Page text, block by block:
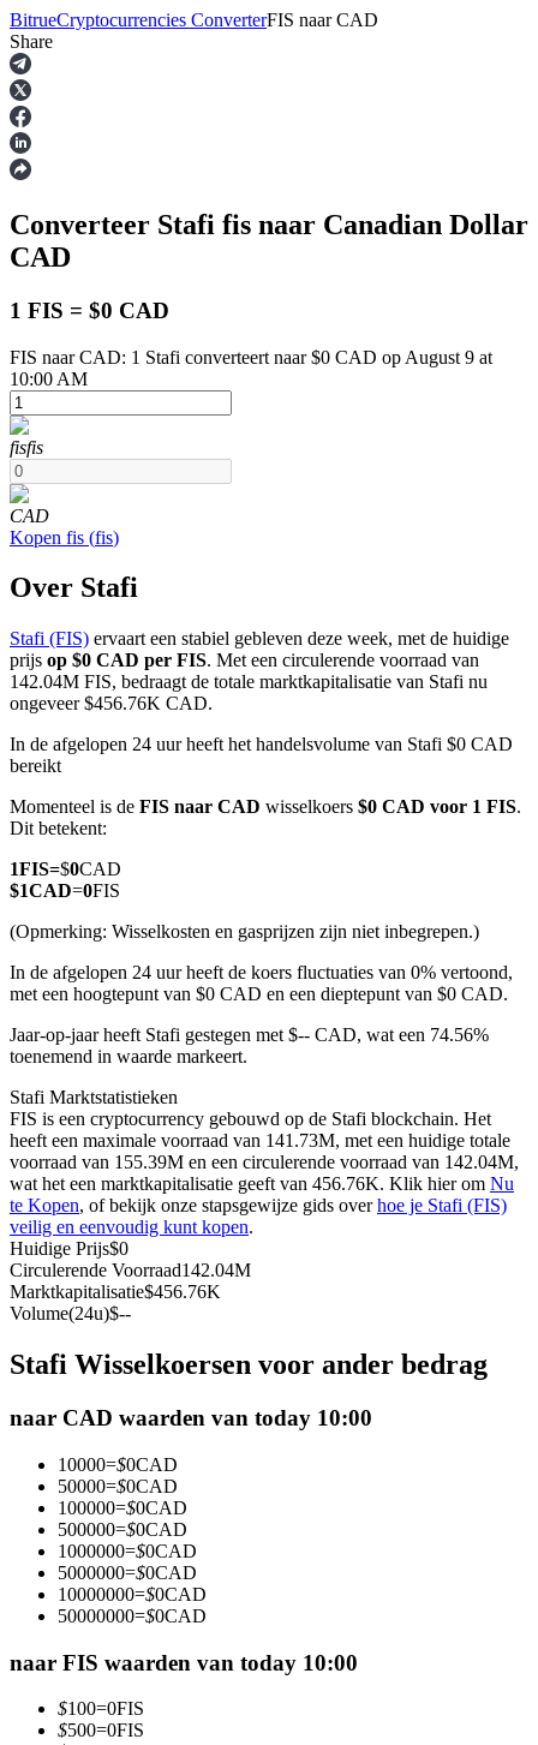
Termijncontracten
USDT-futures
COIN-M-futures
Cryptocurrency-futures
TradFi
Derivaten voor aandelen, forex, edelmetalen en grondstoffen
USDC-futures
Futures met USDC als onderpand
Geniet van winstdeling en copy trading commissies
BitrueCryptocurrencies ConverterFIS naar CAD
Share
Converteer Stafi fis naar Canadian Dollar
CAD
1 FIS = $0 CAD
FIS naar CAD: 1 Stafi converteert naar $0 CAD op August 9 at
10:00 AM
fisfis
CAD
Kopen fis (fis)
Over Stafi
Stafi (FIS) ervaart een stabiel gebleven deze week, met de huidige
prijs op $0 CAD per FIS. Met een circulerende voorraad van
142.04M FIS, bedraagt de totale marktkapitalisatie van Stafi nu
ongeveer $456.76K CAD.
In de afgelopen 24 uur heeft het handelsvolume van Stafi $0 CAD
bereikt
Momenteel is de FIS naar CAD wisselkoers $0 CAD voor 1 FIS.
Dit betekent:
1FIS=$0CAD
$1CAD=0FIS
(Opmerking: Wisselkosten en gasprijzen zijn niet inbegrepen.)
In de afgelopen 24 uur heeft de koers fluctuaties van 0% vertoond,
met een hoogtepunt van $0 CAD en een dieptepunt van $0 CAD.
Jaar-op-jaar heeft Stafi gestegen met $-- CAD, wat een 74.56%
toenemend in waarde markeert.
Stafi Marktstatistieken
FIS is een cryptocurrency gebouwd op de Stafi blockchain. Het
heeft een maximale voorraad van 141.73M, met een huidige totale
voorraad van 155.39M en een circulerende voorraad van 142.04M,
wat het een marktkapitalisatie geeft van 456.76K. Klik hier om Nu
te Kopen, of bekijk onze stapsgewijze gids overhoe je Stafi (FIS)
veilig en eenvoudig kunt kopen.
Huidige Prijs$0
Circulerende Voorraad142.04M
Marktkapitalisatie$456.76K
Volume(24u)$--
Stafi Wisselkoersen voor ander bedrag
naar CAD waarden van today 10:00
10000=$0CAD
50000=$0CAD
100000=$0CAD
500000=$0CAD
1000000=$0CAD
5000000=$0CAD
10000000=$0CAD
50000000=$0CAD
naar FIS waarden van today 10:00
$100=0FIS
$500=0FIS